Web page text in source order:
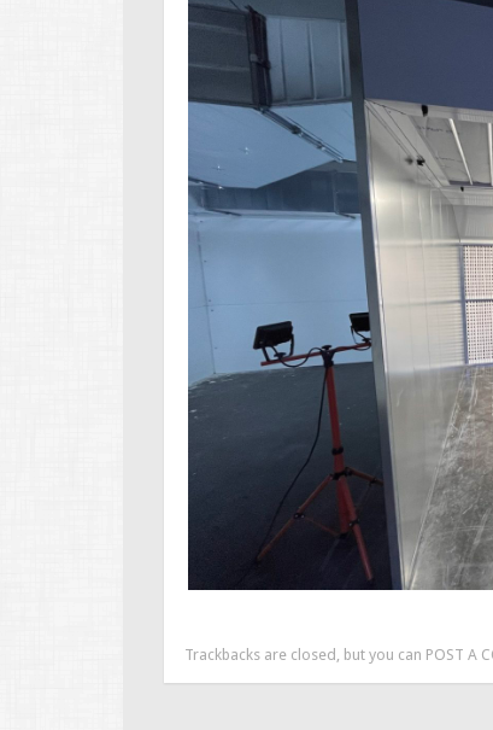
Trackbacks are closed, but you can POST A